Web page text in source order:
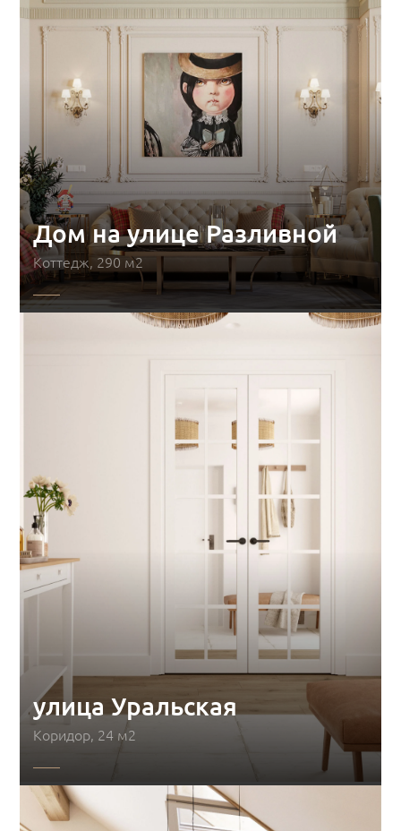
Дом на улице Разливной
Коттедж, 290 м2
улица Уральская
Коридор, 24 м2